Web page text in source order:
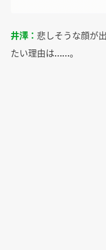
井澤： 悲しそうな顔が
たい理由は……。